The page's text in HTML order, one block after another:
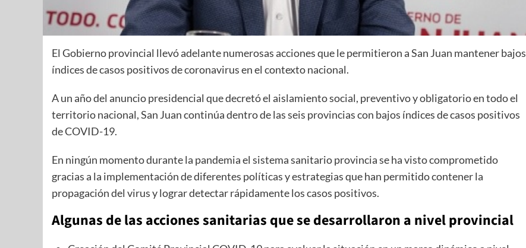
El Gobierno provincial llevó adelante numerosas acciones que le permitieron a San Juan mantener bajos
índices de casos positivos de coronavirus en el contexto nacional.
A un año del anuncio presidencial que decretó el aislamiento social, preventivo y obligatorio en todo el
territorio nacional, San Juan continúa dentro de las seis provincias con bajos índices de casos positivos
de COVID-19.
En ningún momento durante la pandemia el sistema sanitario provincia se ha visto comprometido
gracias a la implementación de diferentes políticas y estrategias que han permitido contener la
propagación del virus y lograr detectar rápidamente los casos positivos.
Algunas de las acciones sanitarias que se desarrollaron a nivel provincial